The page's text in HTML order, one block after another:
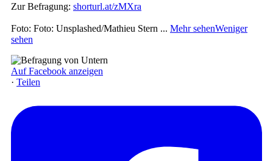
Zur Befragung: shorturl.at/zMXra
Foto: Foto: Unsplashed/Mathieu Stern ... Mehr sehenWeniger
sehen
Auf Facebook anzeigen
· Teilen